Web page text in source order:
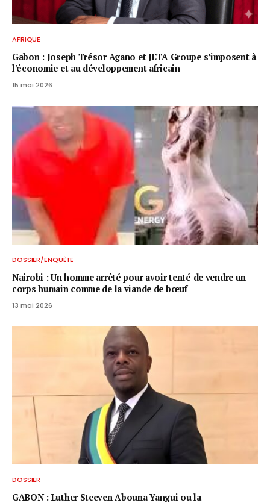
AFRIQUE
Gabon : Joseph Trésor Agano et JETA Groupe s’imposent à
l’économie et au développement africain
15 mai 2026
DOSSIER/ENQUÊTE
Nairobi : Un homme arrêté pour avoir tenté de vendre un
corps humain comme de la viande de bœuf
13 mai 2026
DOSSIER
GABON : Luther Steeven Abouna Yangui ou la